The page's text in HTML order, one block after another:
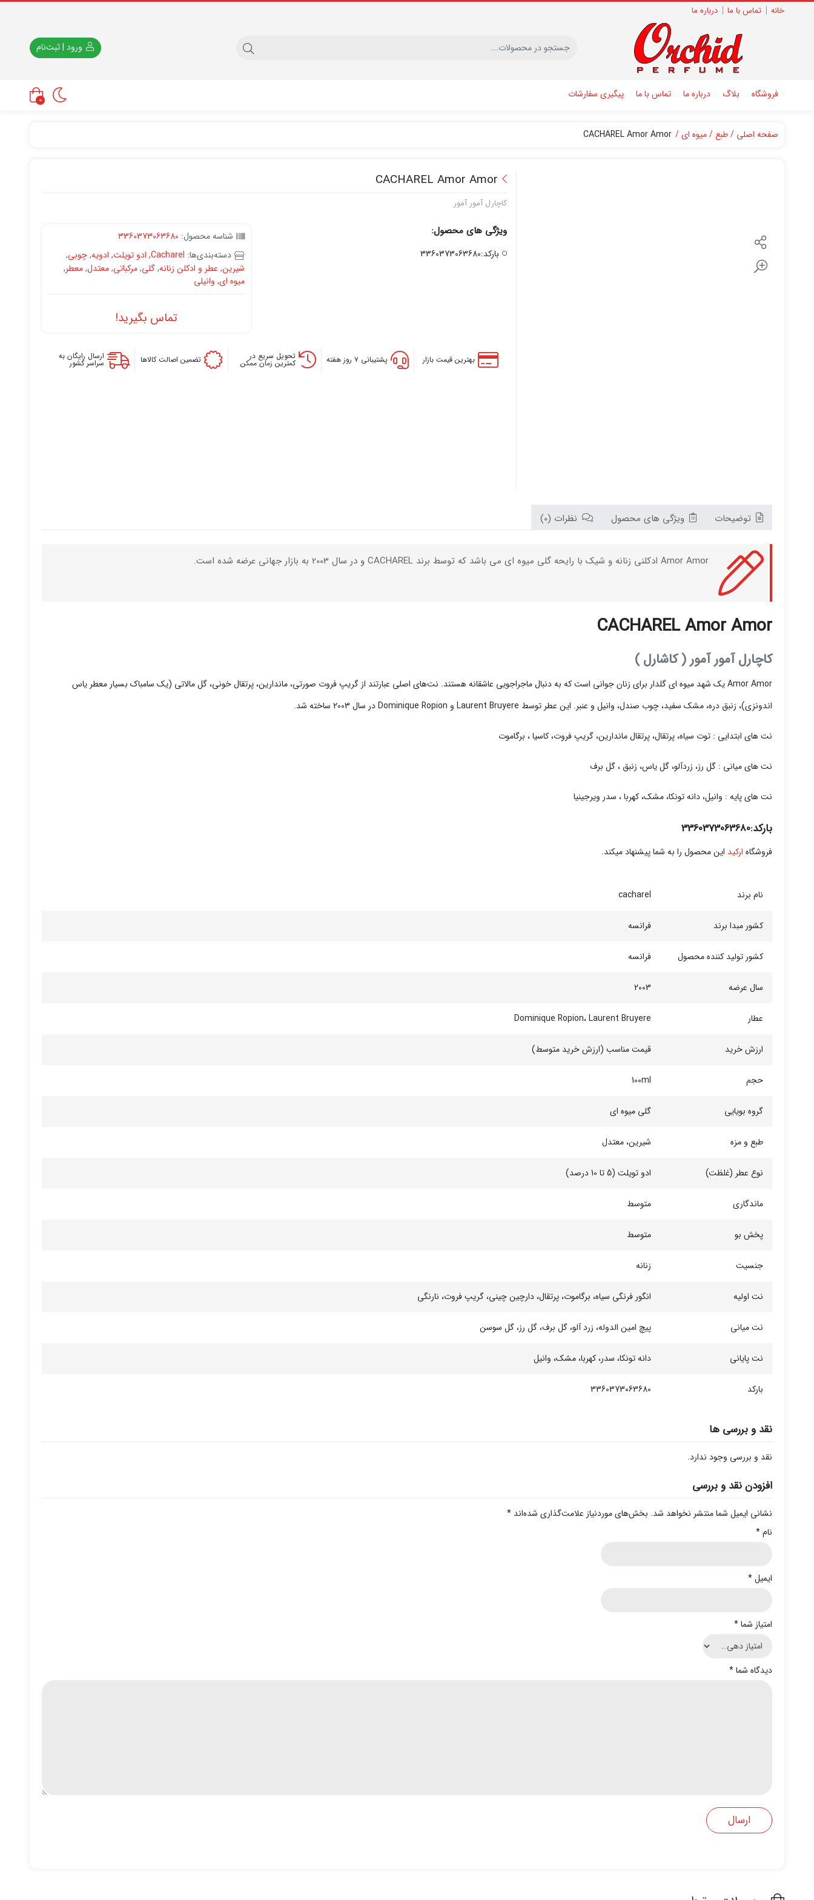
خانه تماس با ما درباره ما
ورود | ثبت‌نام
فروشگاه بلاگ درباره ما تماس با ما پیگیری سفارشات 0
صفحه اصلی طبع میوه ای CACHAREL Amor Amor
CACHAREL Amor Amor
کاچارل آمور آمور
ویژگی های محصول:
بارکد:3360373063680
شناسه محصول: 3360373063680
دسته‌بندی‌ها: Cacharel
, ادو تویلت, ادویه,چوبی,
شیرین, عطر و ادکلن زنانه,گلی,مرکباتی,معتدل,معطر,
میوه ای, وانیلی
تماس بگیرید!
بهترین قیمت بازار پشتیبانی ۷ روز هفته تحویل سریع در
کمترین زمان ممکن تضمین اصالت کالاها ارسال رایگان به
سراسر کشور
توضیحات ویژگی های محصول نظرات (0)
Amor Amor ادکلنی زنانه و شیک با رایحه گلی میوه ای می باشد که توسط برند CACHAREL و در سال 2003 به بازار جهانی عرضه شده است.
CACHAREL Amor Amor
کاچارل آمور آمور ( کاشارل )
Amor Amor یک شهد میوه ای گلدار برای زنان جوانی است که به دنبال ماجراجویی عاشقانه هستند. نت‌های اصلی عبارتند از گریپ فروت صورتی، ماندارین، پرتقال خونی، گل مالاتی (یک سامباک بسیار معطر یاس
اندونزی)، زنبق دره، مشک سفید، چوب صندل، وانیل و عنبر. این عطر توسط Laurent Bruyere و Dominique Ropion در سال 2003 ساخته شد.
نت های ابتدایی : توت سیاه، پرتقال، پرتقال ماندارین، گریپ فروت، کاسیا ، برگاموت
نت های میانی : گل رز، زردآلو، گل یاس، زنبق ، گل برف
نت های پایه : وانیل، دانه تونکا، مشک، کهربا ، سدر ویرجینیا
بارکد:3360373063680
فروشگاه ارکید این محصول را به شما پیشنهاد میکند.
نام برند cacharel
کشور مبدا برند فرانسه
کشور تولید کننده محصول فرانسه
سال عرضه 2003
عطار Dominique Ropion، Laurent Bruyere
ارزش خرید قیمت مناسب (ارزش خرید متوسط)
حجم 100ml
گروه بویایی گلی میوه ای
طبع و مزه شیرین، معتدل
نوع عطر (غلظت) ادو تویلت (5 تا 10 درصد)
ماندگاری متوسط
پخش بو متوسط
جنسیت زنانه
نت اولیه انگور فرنگی سیاه، برگاموت، پرتقال، دارچین چینی، گریپ فروت، نارنگی
نت میانی پیچ امین الدوله، زرد آلو، گل برف، گل رز، گل سوسن
نت پایانی دانه تونکا، سدر، کهربا، مشک، وانیل
بارکد 3360373063680
نقد و بررسی ها
نقد و بررسی وجود ندارد.
افزودن نقد و بررسی
نشانی ایمیل شما منتشر نخواهد شد. بخش‌های موردنیاز علامت‌گذاری شده‌اند *
نام*
ایمیل*
امتیاز شما*
دیدگاه شما*